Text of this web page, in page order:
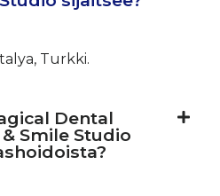
Turkki.
Dental
Smile Studio